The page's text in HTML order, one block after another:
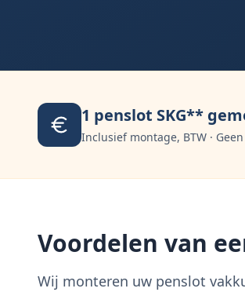
1 penslot SKG**
Inclusief montage, BTW ·
Voordelen van
Wij monteren uw penslot